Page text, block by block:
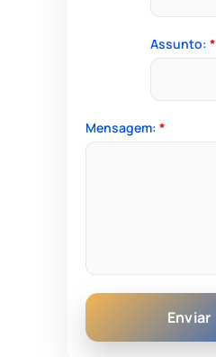
Assunto: *
Mensagem: *
Enviar